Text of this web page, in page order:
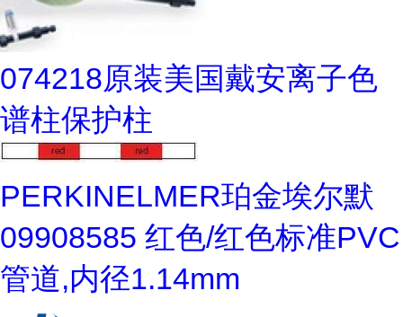
074218原装美国戴安离子色
谱柱保护柱
PERKINELMER珀金埃尔默
09908585 红色/红色标准PVC
管道,内径1.14mm